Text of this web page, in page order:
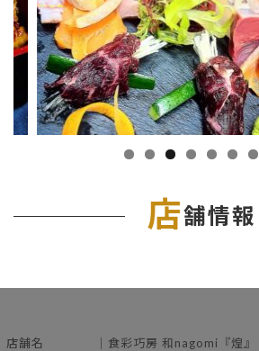
店舗情報
店舗名
｜食彩巧房 和nagomi『煌』